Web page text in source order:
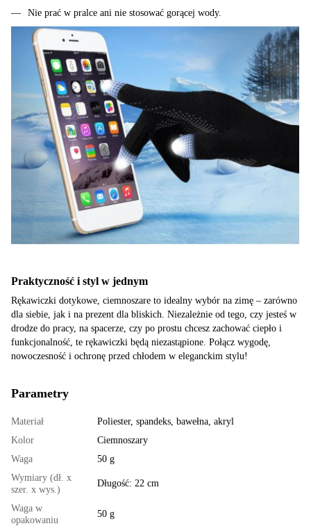
Nie prać w pralce ani nie stosować gorącej wody.
Praktyczność i styl w jednym
Rękawiczki dotykowe, ciemnoszare to idealny wybór na zimę – zarówno
dla siebie, jak i na prezent dla bliskich. Niezależnie od tego, czy jesteś w
drodze do pracy, na spacerze, czy po prostu chcesz zachować ciepło i
funkcjonalność, te rękawiczki będą niezastąpione. Połącz wygodę,
nowoczesność i ochronę przed chłodem w eleganckim stylu!
Parametry
Materiał
Poliester, spandeks, bawełna, akryl
Kolor
Ciemnoszary
Waga
50 g
Wymiary (dł. x
szer. x wys.)
Długość: 22 cm
Waga w
opakowaniu
50 g